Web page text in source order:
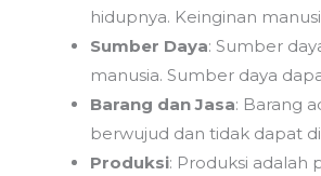
hidupnya. Keinginan
Sumber Daya: Sumber
manusia. Sumber daya
Barang dan Jasa: Barang
berwujud dan tidak dapat
Produksi: Produksi adalah